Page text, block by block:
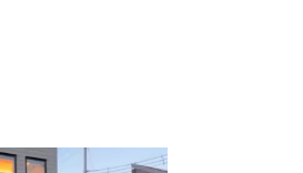
land_garden